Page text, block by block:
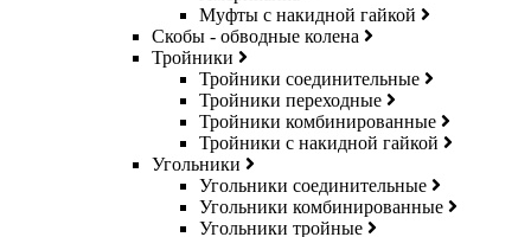
Муфты с накидной гайкой
Скобы - обводные колена
Тройники
Тройники соединительные
Тройники переходные
Тройники комбинированные
Тройники с накидной гайкой
Угольники
Угольники соединительные
Угольники комбинированные
Угольники тройные